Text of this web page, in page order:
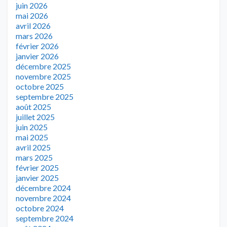
juin 2026
mai 2026
avril 2026
mars 2026
février 2026
janvier 2026
décembre 2025
novembre 2025
octobre 2025
septembre 2025
août 2025
juillet 2025
juin 2025
mai 2025
avril 2025
mars 2025
février 2025
janvier 2025
décembre 2024
novembre 2024
octobre 2024
septembre 2024